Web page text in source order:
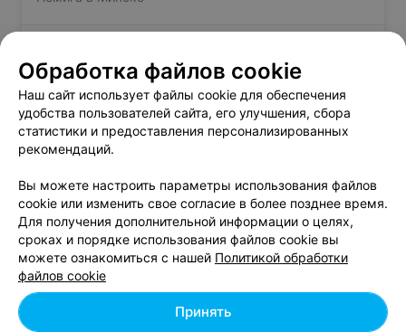
Парк Челюскинцев в Минске
Магазины косметики и парфюмерии возле метро
Партизанская в Минске
Добавить компанию
Добавить специалиста
Обработка файлов cookie
Наш сайт использует файлы cookie для обеспечения
удобства пользователей сайта, его улучшения, сбора
статистики и предоставления персонализированных
рекомендаций.
Вы можете настроить параметры использования файлов
cookie или изменить свое согласие в более позднее время.
Для получения дополнительной информации о целях,
сроках и порядке использования файлов cookie вы
можете ознакомиться с нашей Политикой обработки
файлов cookie
Принять